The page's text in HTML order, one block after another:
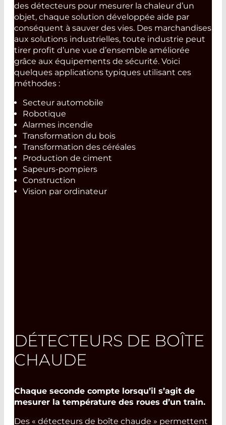
des détecteurs pour mesurer la chaleur d’un
objet, chaque solution développée aide par
conséquent à sauver des vies. Des marchandises
aux solutions industrielles, toute industrie peut
tirer profit d’une vue d’ensemble améliorée
grâce aux équipements de sécurité. Voici
quelques applications typiques utilisant ces
méthodes :
Secteur automobile
Robotique
Alarmes incendie
Transformation du bois
Transformation des céréales
Production de ciment
Sapeurs-pompiers
Construction
Vision par ordinateur
DÉTECTEURS DE BOÎTE
CHAUDE
Chaque seconde compte lorsqu’il s’agit de
mesurer la température des roues d’un train.
Des « détecteurs de boîte chaude » permettent